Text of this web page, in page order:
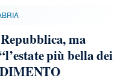
ma
più bella dei